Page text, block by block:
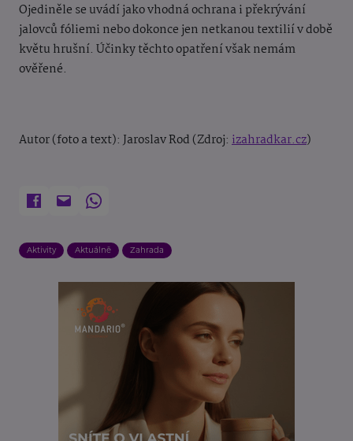
Ojediněle se uvádí jako vhodná ochrana i překrývání
jalovců fóliemi nebo dokonce jen netkanou textilií v době
květu hrušní. Účinky těchto opatření však nemám
ověřené.
Autor (foto a text): Jaroslav Rod (Zdroj: izahradkar.cz)
Aktivity Aktuálně Zahrada